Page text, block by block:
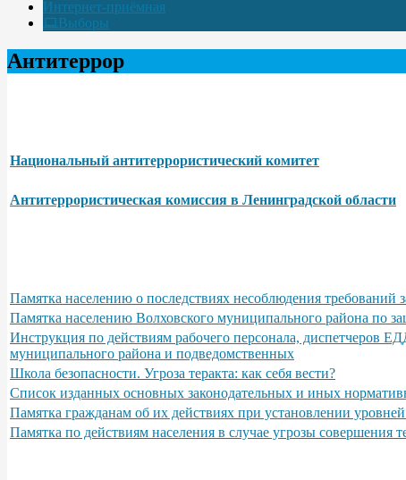
Интернет-приёмная
Выборы
Антитеррор
Национальный антитеррористический комитет
Антитеррористическая комиссия в Ленинградской области
Памятка населению о последствиях несоблюдения
Памятка населению Волховского муниципального района по
Инструкция по действиям рабочего персонала, диспетчеров
муниципального района и подведомственных
Школа безопасности. Угроза теракта: как себя вести?
Список изданных основных законодательных и иных
Памятка гражданам об их действиях при установлении
Памятка по действиям населения в случае угрозы